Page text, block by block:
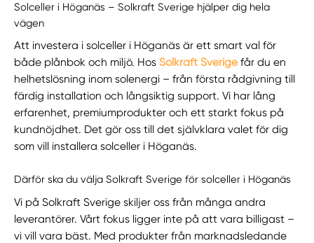
Solceller i Höganäs – Solkraft Sverige hjälper dig hela
vägen
Att investera i solceller i Höganäs är ett smart val för
både plånbok och miljö. HosSolkraft Sverige får du en
helhetslösning inom solenergi – från första rådgivning till
färdig installation och långsiktig support. Vi har lång
erfarenhet, premiumprodukter och ett starkt fokus på
kundnöjdhet. Det gör oss till det självklara valet för dig
som vill installera solceller i Höganäs.
Därför ska du välja Solkraft Sverige för solceller i Höganäs
Vi på Solkraft Sverige skiljer oss från många andra
leverantörer. Vårt fokus ligger inte på att vara billigast –
vi vill vara bäst. Med produkter från marknadsledande